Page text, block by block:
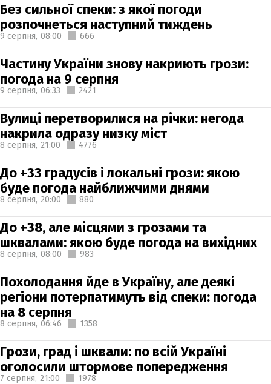
Без сильної спеки: з якої погоди
розпочнеться наступний тиждень
9 серпня, 08:00 666
Частину України знову накриють грози:
погода на 9 серпня
9 серпня, 06:33 2421
Вулиці перетворилися на річки: негода
накрила одразу низку міст
8 серпня, 21:00 4776
До +33 градусів і локальні грози: якою
буде погода найближчими днями
8 серпня, 20:00 880
До +38, але місцями з грозами та
шквалами: якою буде погода на вихідних
8 серпня, 08:00 983
Похолодання йде в Україну, але деякі
регіони потерпатимуть від спеки: погода
на 8 серпня
8 серпня, 06:46 1358
Грози, град і шквали: по всій Україні
оголосили штормове попередження
7 серпня, 21:00 1978